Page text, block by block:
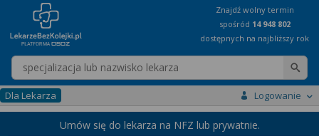
Znajdź wolny termin
spośród 14 948 802
dostępnych na najbliższy rok
Wpisz nazwę lekarza
Dla Lekarza Logowanie
Umów się do lekarza na NFZ lub prywatnie.